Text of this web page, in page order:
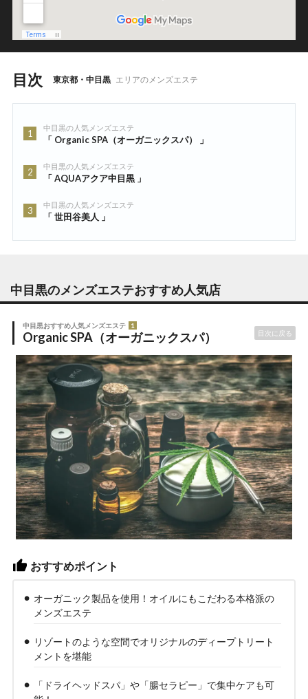
目次 東京都・中目黒 エリアのメンズエステ
1
中目黒の人気メンズエステ
「 Organic SPA（オーガニックスパ） 」
2
中目黒の人気メンズエステ
「 AQUAアクア中目黒 」
3
中目黒の人気メンズエステ
「 世田谷美人 」
中目黒のメンズエステおすすめ人気店
中目黒おすすめ人気メンズエステ 1
Organic SPA（オーガニックスパ） 目次に戻る
おすすめポイント
オーガニック製品を使用！オイルにもこだわる本格派の
メンズエステ
リゾートのような空間でオリジナルのディープトリート
メントを堪能
「ドライヘッドスパ」や「腸セラピー」で集中ケアも可